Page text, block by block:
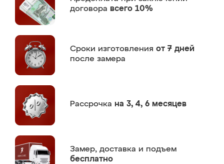
договора всего 10%
Сроки изготовления от 7 дней
после замера
Рассрочка на 3, 4, 6 месяцев
Замер, доставка и подъем
бесплатно